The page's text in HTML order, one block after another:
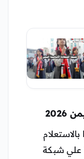
علي شبكة